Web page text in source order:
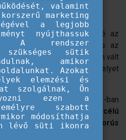
tette elérhetővé az
as pályázati felhívását és az
Most pedig angol nyelven vált
frissített változata, amelyet
letölteni.
verziójából kiderül, hogy 2023-ban
minden együttműködési célú
az Ukrajnában zajló háborús
valamint
marketing
a legjobb
nyújthassuk
A rendszer
szükséges sütik
amikor
Azokat
elemzési és
szolgálnak, Ön
ezen a
szabott
módosíthatja
lévő süti ikonra